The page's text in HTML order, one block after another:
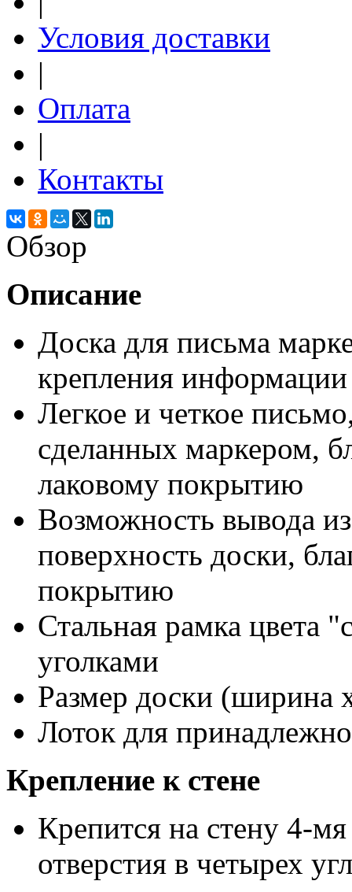
Условия доставки
|
Оплата
|
Контакты
Обзор
Описание
Доска для письма
крепления
Легкое и четкое
сделанных маркером,
лаковому покрытию
Возможность вывода
поверхность доски,
покрытию
Стальная рамка цвета
уголками
Размер доски (ширина
Лоток для
Крепление к стене
Крепится на стену 4-
отверстия в четырех